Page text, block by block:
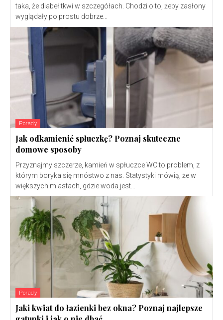
taka, że diabeł tkwi w szczegółach. Chodzi o to, żeby zasłony
wyglądały po prostu dobrze...
Porady
Jak odkamienić spłuczkę? Poznaj skuteczne
domowe sposoby
Przyznajmy szczerze, kamień w spłuczce WC to problem, z
którym boryka się mnóstwo z nas. Statystyki mówią, że w
większych miastach, gdzie woda jest...
Porady
Jaki kwiat do łazienki bez okna? Poznaj najlepsze